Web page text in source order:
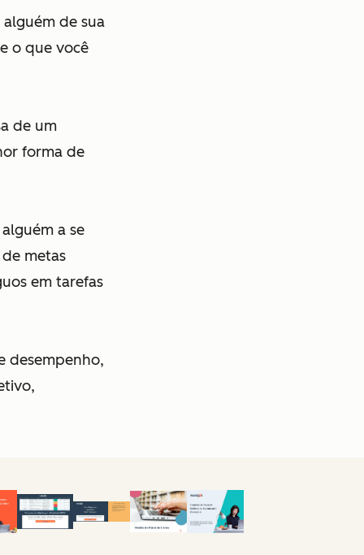
de sua
o que você
de um
forma de
a se
metas
em tarefas
desempenho,